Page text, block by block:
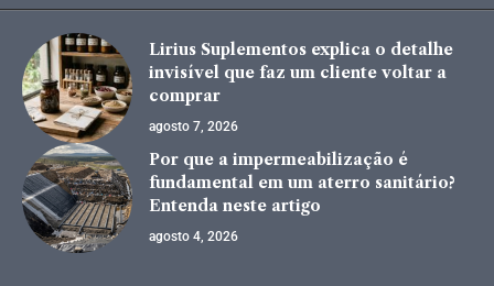
Lirius Suplementos explica o detalhe
invisível que faz um cliente voltar a
comprar
agosto 7, 2026
Por que a impermeabilização é
fundamental em um aterro sanitário?
Entenda neste artigo
agosto 4, 2026